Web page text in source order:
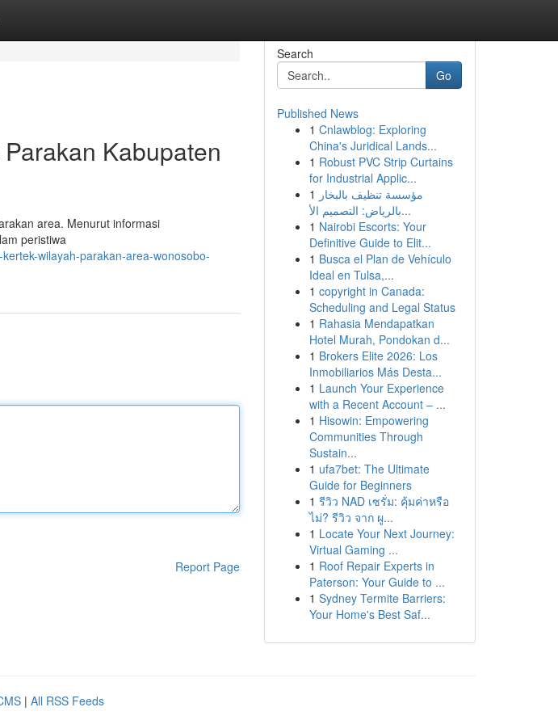
Kabupaten
area. Menurut informasi
peristiwa
wilayah-parakan-area-wonosobo-
Report Page
Search
Go
Published News
1 Cnlawblog: Exploring
China's Juridical Lands...
1 Robust PVC Strip Curtains
for Industrial Applic...
1 مؤسسة تنظيف بالبخار
بالرياض: التصميم الأ...
1 Nairobi Escorts: Your
Definitive Guide to Elit...
1 Busca el Plan de Vehículo
Ideal en Tulsa,...
1 copyright in Canada:
Scheduling and Legal Status
1 Rahasia Mendapatkan
Hotel Murah, Pondokan d...
1 Brokers Elite 2026: Los
Inmobiliarios Más Desta...
1 Launch Your Experience
with a Recent Account – ...
1 Hisowin: Empowering
Communities Through
Sustain...
1 ufa7bet: The Ultimate
Guide for Beginners
1 รีวิว NAD เซรั่ม: คุ้มค่าหรือ
ไม่? รีวิว จาก ผู...
1 Locate Your Next Journey:
Virtual Gaming ...
1 Roof Repair Experts in
Paterson: Your Guide to ...
1 Sydney Termite Barriers:
Your Home's Best Saf...
| All RSS Feeds